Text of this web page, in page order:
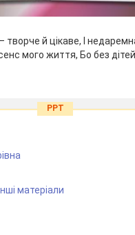
творче й цікаве, І
мого життя, Бо без
PPT
матеріали